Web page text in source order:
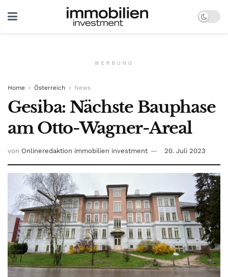
WERBUNG
Home Österreich News
Gesiba: Nächste Bauphase
am Otto-Wagner-Areal
von Onlineredaktion immobilien investment 20. Juli 2023